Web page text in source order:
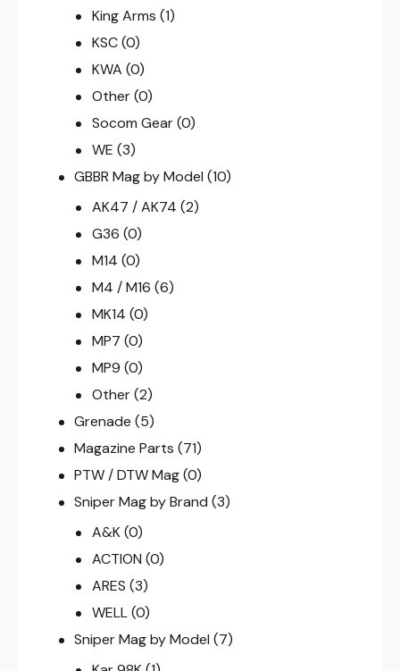
King Arms (1)
KSC (0)
KWA (0)
Other (0)
Socom Gear (0)
WE (3)
GBBR Mag by Model (10)
AK47 / AK74 (2)
G36 (0)
M14 (0)
M4 / M16 (6)
MK14 (0)
MP7 (0)
MP9 (0)
Other (2)
Grenade (5)
Magazine Parts (71)
PTW / DTW Mag (0)
Sniper Mag by Brand (3)
A&K (0)
ACTION (0)
ARES (3)
WELL (0)
Sniper Mag by Model (7)